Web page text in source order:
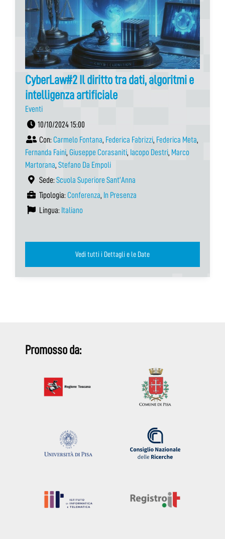
CyberLaw#2 Il diritto tra dati, algoritmi e
intelligenza artificiale
Eventi
10/10/2024 15:00
Con: Carmelo Fontana, Federica Fabrizzi, Federica Meta,
Fernanda Faini, Giuseppe Corasaniti, Iacopo Destri, Marco
Martorana, Stefano Da Empoli
Sede: Scuola Superiore Sant’Anna
Tipologia: Conferenza, In Presenza
Lingua: Italiano
Vedi tutti i Dettagli e le Date
Promosso da: